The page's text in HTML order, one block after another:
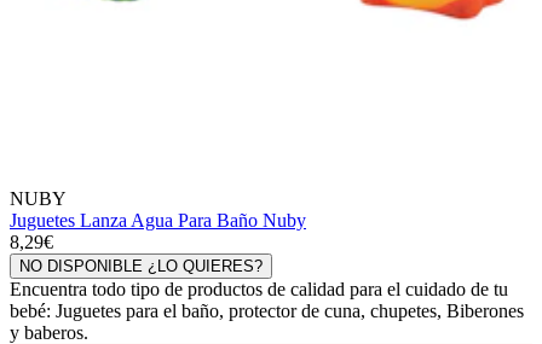
NUBY
Juguetes Lanza Agua Para Baño Nuby
8,29€
NO DISPONIBLE ¿LO QUIERES?
Encuentra todo tipo de productos de calidad para el cuidado de tu
bebé: Juguetes para el baño, protector de cuna, chupetes, Biberones
y baberos.